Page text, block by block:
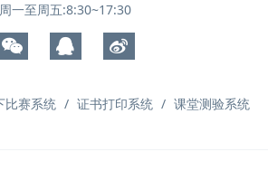
周一至周五:8:30~17:30
比赛系统 证书打印系统
课堂测验系统